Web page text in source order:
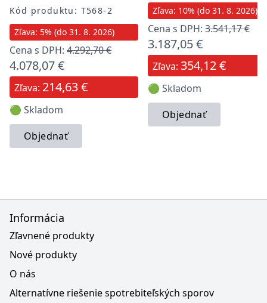
Kód produktu: T568-2
Zľava: 5% (do 31. 8. 2026)
Cena s DPH: 4.292,70 €
4.078,07 €
Zľava: 214,63 €
🟢 Skladom
Objednať
Zľava: 10% (do 31. 8. 2026)
Cena s DPH: 3.541,17 €
3.187,05 €
Zľava: 354,12 €
🟢 Skladom
Objednať
Informácia
Zľavnené produkty
Nové produkty
O nás
Alternatívne riešenie spotrebiteľských sporov